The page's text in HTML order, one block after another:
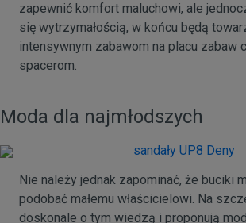
zapewnić komfort maluchowi, ale
się wytrzymałością, w końcu będą
intensywnym zabawom na placu zabaw
spacerom.
Moda dla najmłodszych
Nie należy jednak zapominać, że buciki
podobać małemu właścicielowi. Na
doskonale o tym wiedzą i proponują